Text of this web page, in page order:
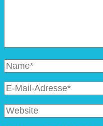
Vollständiger
Name
E-
Mail
Website